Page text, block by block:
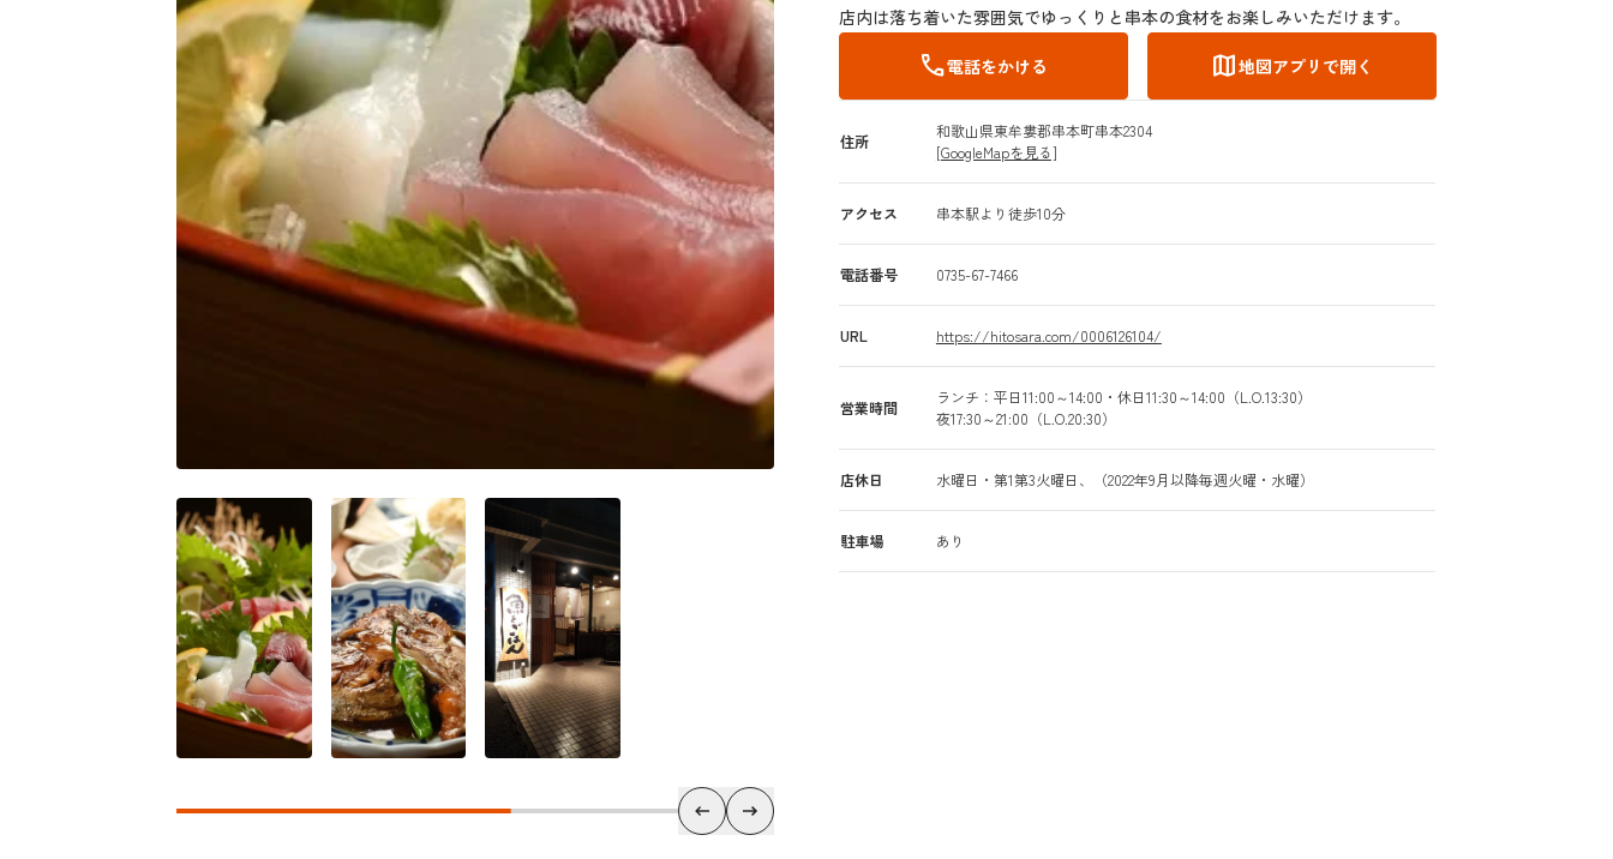
店内は落ち着いた雰囲気でゆっくりと串本の食材をお楽しみいただけます。
call電話をかける map地図アプリで開く
住所
和歌山県東牟婁郡串本町串本2304
[GoogleMapを見る]
アクセス 串本駅より徒歩10分
電話番号 0735-67-7466
URL https://hitosara.com/0006126104/
営業時間
ランチ：平日11:00～14:00・休日11:30～14:00（L.O.13:30）
夜17:30～21:00（L.O.20:30）
店休日 水曜日・第1第3火曜日、（2022年9月以降毎週火曜・水曜）
駐車場 あり